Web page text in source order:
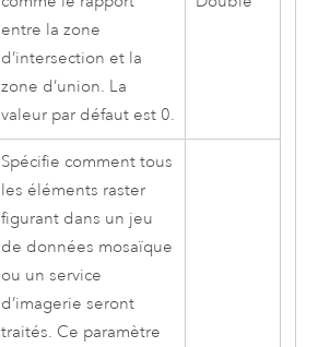
entre la zone
d’intersection et la
zone d’union. La
valeur par défaut est 0.
Spécifie comment tous
les éléments raster
figurant dans un jeu
de données mosaïque
ou un service
d’imagerie seront
traités. Ce paramètre